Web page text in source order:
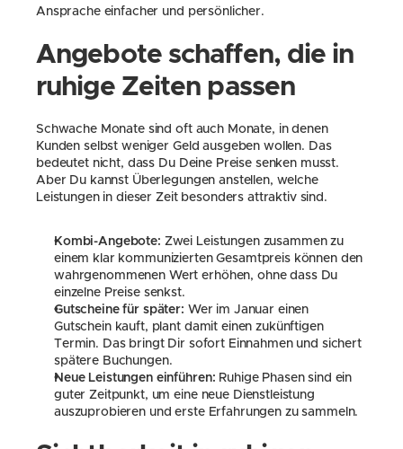
Ansprache einfacher und persönlicher.
Angebote schaffen, die in
ruhige Zeiten passen
Schwache Monate sind oft auch Monate, in denen
Kunden selbst weniger Geld ausgeben wollen. Das
bedeutet nicht, dass Du Deine Preise senken musst.
Aber Du kannst Überlegungen anstellen, welche
Leistungen in dieser Zeit besonders attraktiv sind.
Kombi-Angebote: Zwei Leistungen zusammen zu
einem klar kommunizierten Gesamtpreis können den
wahrgenommenen Wert erhöhen, ohne dass Du
einzelne Preise senkst.
Gutscheine für später: Wer im Januar einen
Gutschein kauft, plant damit einen zukünftigen
Termin. Das bringt Dir sofort Einnahmen und sichert
spätere Buchungen.
Neue Leistungen einführen: Ruhige Phasen sind ein
guter Zeitpunkt, um eine neue Dienstleistung
auszuprobieren und erste Erfahrungen zu sammeln.